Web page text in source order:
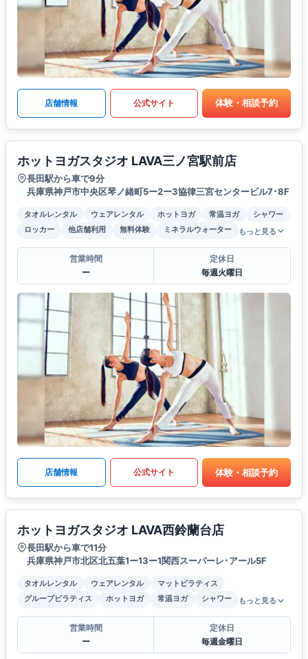
店舗情報 公式サイト 体験・相談予約
ホットヨガスタジオ LAVA三ノ宮駅前店
長田駅から車で9分
兵庫県神戸市中央区琴ノ緒町5ー2ー3協律三宮センタービル7･8F
タオルレンタル ウェアレンタル ホットヨガ 常温ヨガ
シャワー
ロッカー
他店舗利用 無料体験 ミネラルウォーター もっと見る
営業時間
ー
定休日
毎週火曜日
店舗情報 公式サイト 体験・相談予約
ホットヨガスタジオ LAVA西鈴蘭台店
長田駅から車で11分
兵庫県神戸市北区北五葉1ー13ー1関西スーパーレ･アール5F
タオルレンタル ウェアレンタル
マットピラティス
グループピラティス
ホットヨガ 常温ヨガ シャワー もっと見る
営業時間
ー
定休日
毎週金曜日